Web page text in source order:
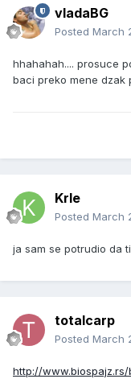
vladaBG
Posted March
hhahahah.... prosuce
baci preko mene dzak
Krle
Posted March
ja sam se potrudio da
totalcarp
Posted March
http://